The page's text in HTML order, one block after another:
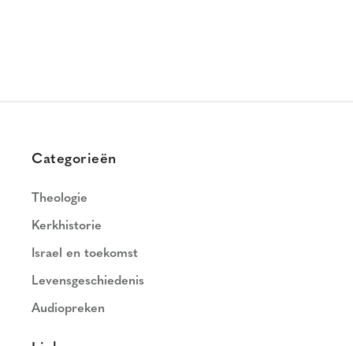
Categorieën
Theologie
Kerkhistorie
Israel en toekomst
Levensgeschiedenis
Audiopreken